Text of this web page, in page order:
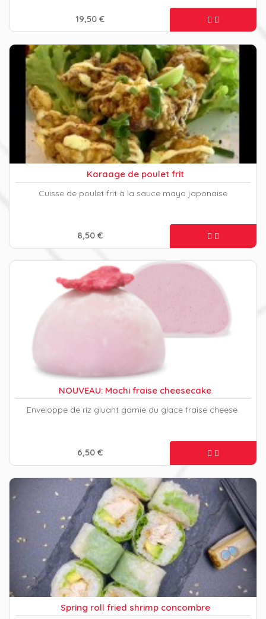
19,50 €
Karaage de poulet frit
Cuisse de poulet frit à la sauce mayo japonaise
8,50 €
NOUVEAU: Mochi fraise cheesecake
Enveloppe de riz gluant garnie du glace fraise cheese.
6,50 €
Spring roll fried shrimp concombre